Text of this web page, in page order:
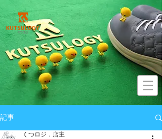
記事
くつロジ．店主